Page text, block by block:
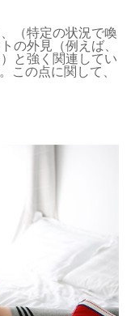
（特定の状況で喚
の外見（例えば、
と強く関連してい
この点に関して、